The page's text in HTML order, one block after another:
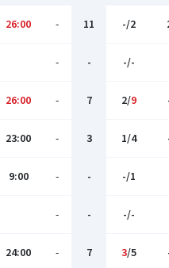
26:00 - 11 -/2
- - -/-
26:00 - 7 2/9
23:00 - 3 1/4
9:00 - - -/1
- - -/-
24:00 - 7 3/5